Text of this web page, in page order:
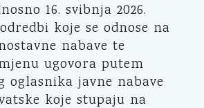
16. svibnja 2026.
koje se odnose na
nabave te
ugovora putem
oglasnika javne nabave
koje stupaju na